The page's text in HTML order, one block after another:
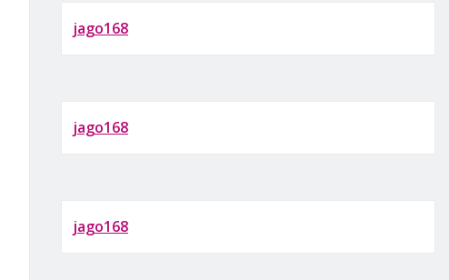
jago168
jago168
jago168